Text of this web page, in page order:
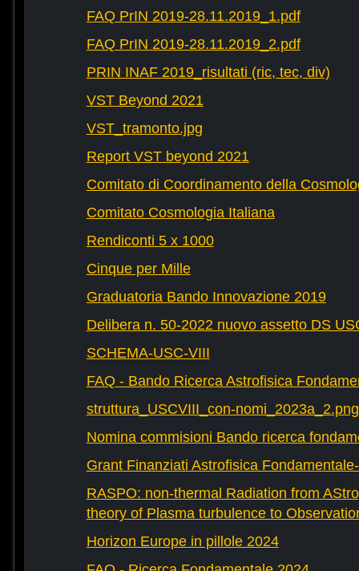
FAQ PrIN 2019-28.11.2019_1.pdf
FAQ PrIN 2019-28.11.2019_2.pdf
PRIN INAF 2019_risultati (ric, tec, div)
VST Beyond 2021
VST_tramonto.jpg
Report VST beyond 2021
Comitato di Coordinamento della
Comitato Cosmologia Italiana
Rendiconti 5 x 1000
Cinque per Mille
Graduatoria Bando Innovazione 2019
Delibera n. 50-2022 nuovo assetto DS
SCHEMA-USC-VIII
FAQ - Bando Ricerca Astrofisica
struttura_USCVIII_con-nomi_2023a_2.png
Nomina commisioni Bando ricerca
Grant Finanziati Astrofisica
RASPO: non-thermal Radiation from
theory of Plasma turbulence to
Horizon Europe in pillole 2024